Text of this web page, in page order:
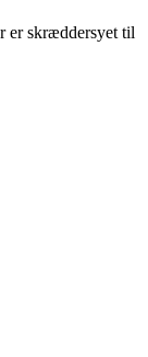
er skræddersyet til